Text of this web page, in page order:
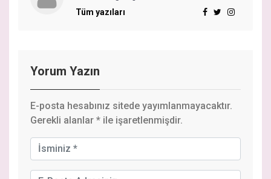
Tüm yazıları
Yorum Yazın
E-posta hesabınız sitede yayımlanmayacaktır.
Gerekli alanlar * ile işaretlenmişdir.